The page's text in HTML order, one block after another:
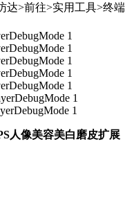
达>前往>实用工具>终端
1
1
1
1
1
1
1
人像美容美白磨皮扩展